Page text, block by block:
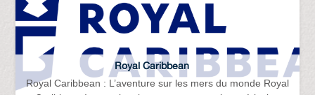
Royal Caribbean
Royal Caribbean : L’aventure sur les mers du monde Royal